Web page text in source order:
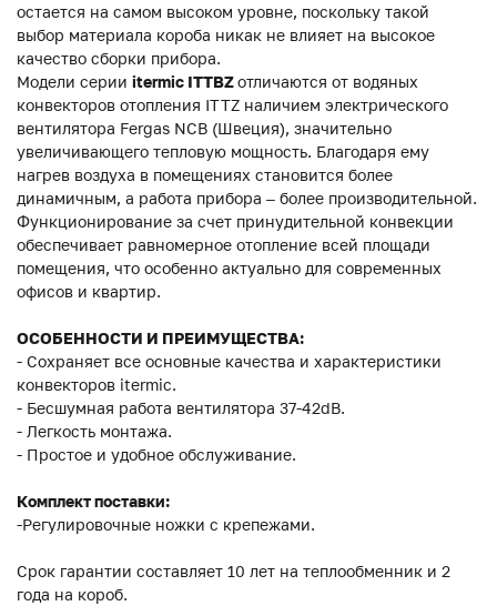
остается на самом высоком уровне, поскольку такой
выбор материала короба никак не влияет на высокое
качество сборки прибора.
Модели серии itermic ITTBZотличаются от водяных
конвекторов отопления ITTZ наличием электрического
вентилятора Fergas NCB (Швеция), значительно
увеличивающего тепловую мощность. Благодаря ему
нагрев воздуха в помещениях становится более
динамичным, а работа прибора – более производительной.
Функционирование за счет принудительной конвекции
обеспечивает равномерное отопление всей площади
помещения, что особенно актуально для современных
офисов и квартир.
ОСОБЕННОСТИ И ПРЕИМУЩЕСТВА:
- Сохраняет все основные качества и характеристики
конвекторов itermic.
- Бесшумная работа вентилятора 37-42dB.
- Легкость монтажа.
- Простое и удобное обслуживание.
Комплект поставки:
-Регулировочные ножки с крепежами.
Срок гарантии составляет 10 лет на теплообменник и 2
года на короб.